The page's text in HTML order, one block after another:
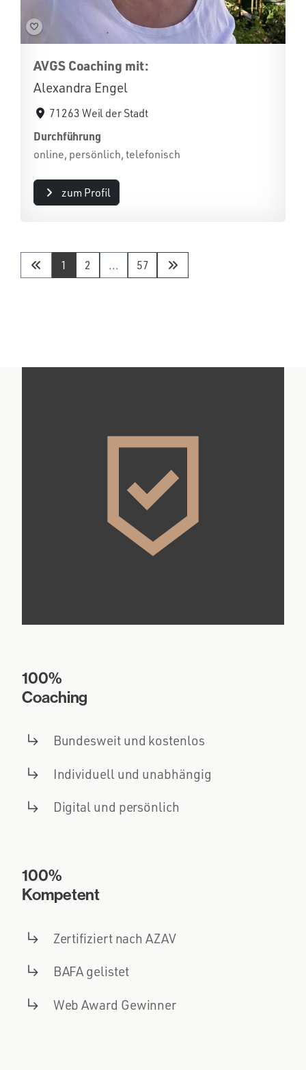
AVGS Coaching mit:
Alexandra Engel
71263 Weil der Stadt
Durchführung
online, persönlich, telefonisch
zum Profil
1 2 ... 57
100%
Coaching
Bundesweit und kostenlos
Individuell und unabhängig
Digital und persönlich
100%
Kompetent
Zertifiziert nach AZAV
BAFA gelistet
Web Award Gewinner